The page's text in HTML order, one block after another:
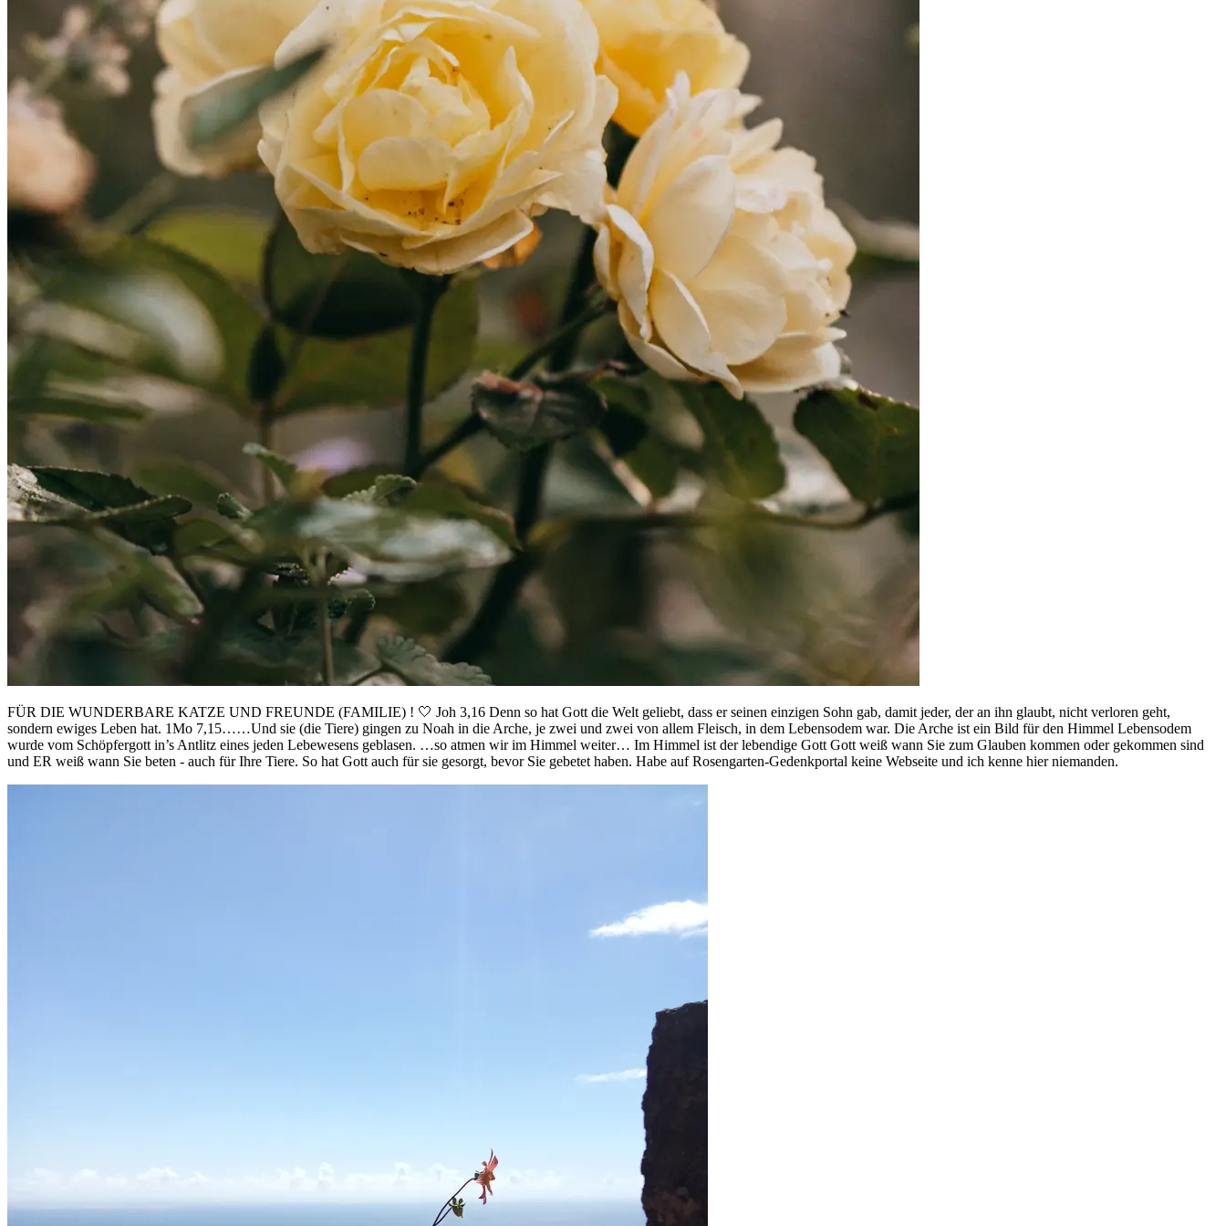
FÜR DIE WUNDERBARE KATZE UND FREUNDE (FAMILIE) ! 🤍 Joh 3,16 Denn so hat Gott die Welt geliebt, dass er seinen einzigen Sohn gab, damit jeder, der an ihn glaubt, nicht verloren geht,
sondern ewiges Leben hat. 1Mo 7,15……Und sie (die Tiere) gingen zu Noah in die Arche, je zwei und zwei von allem Fleisch, in dem Lebensodem war. Die Arche ist ein Bild für den Himmel Lebensodem
wurde vom Schöpfergott in’s Antlitz eines jeden Lebewesens geblasen. …so atmen wir im Himmel weiter… Im Himmel ist der lebendige Gott Gott weiß wann Sie zum Glauben kommen oder gekommen sind
und ER weiß wann Sie beten - auch für Ihre Tiere. So hat Gott auch für sie gesorgt, bevor Sie gebetet haben. Habe auf Rosengarten-Gedenkportal keine Webseite und ich kenne hier niemanden.